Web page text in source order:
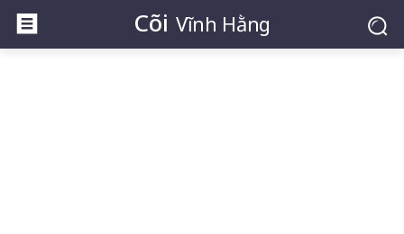
Cõi Vĩnh Hằng